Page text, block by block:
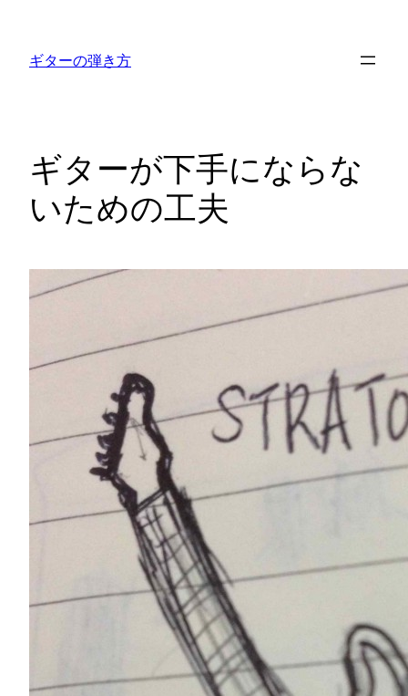
ギターの弾き方
ギターが下手にならな
いための工夫